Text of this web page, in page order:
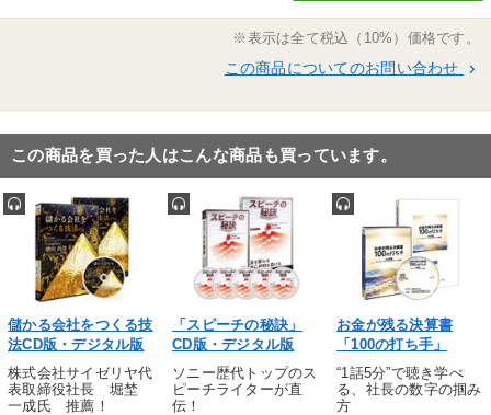
※表示は全て税込（10%）価格です。
この商品についてのお問い合わせ keyboard_arrow_right
この商品を買った人はこんな商品も買っています。
儲かる会社をつくる技
法CD版・デジタル版
株式会社サイゼリヤ代
表取締役社長 堀埜
一成氏 推薦！
「スピーチの秘訣」
CD版・デジタル版
ソニー歴代トップのス
ピーチライターが直
伝！
お金が残る決算書
「100の打ち手」
“1話5分”で聴き学べ
る、社長の数字の掴み
方